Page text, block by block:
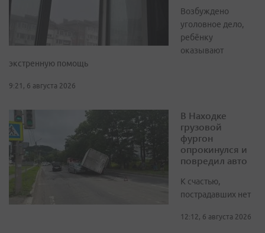
Возбуждено
уголовное дело,
ребёнку
оказывают
экстренную помощь
9:21, 6 августа 2026
В Находке
грузовой
фургон
опрокинулся и
повредил авто
К счастью,
пострадавших нет
12:12, 6 августа 2026